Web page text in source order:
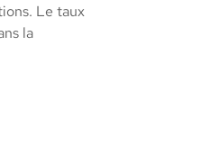
Le taux
la